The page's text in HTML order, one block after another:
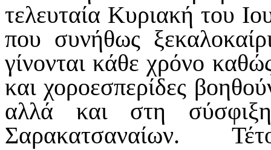
τελευταία Κυριακή του
που συνήθως
γίνονται κάθε χρόνο
και χοροεσπερίδες
αλλά και στη
Σαρακατσαναίων.